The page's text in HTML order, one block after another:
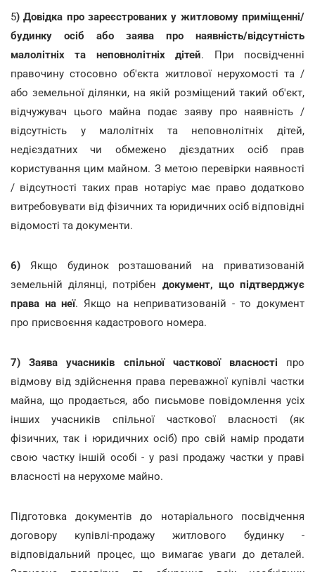
5) Довідка про зареєстрованих у житловому приміщенні/
будинку осіб або заява про наявність/відсутність
малолітніх та неповнолітніх дітей. При посвідченні
правочину стосовно об'єкта житлової нерухомості та /
або земельної ділянки, на якій розміщений такий об'єкт,
відчужувач цього майна подає заяву про наявність /
відсутність у малолітніх та неповнолітніх дітей,
недієздатних чи обмежено дієздатних осіб прав
користування цим майном. З метою перевірки наявності
/ відсутності таких прав нотаріус має право додатково
витребовувати від фізичних та юридичних осіб відповідні
відомості та документи.
6) Якщо будинок розташований на приватизованій
земельній ділянці, потрібен документ, що підтверджує
права на неї. Якщо на неприватизованій - то документ
про присвоєння кадастрового номера.
7) Заява учасників спільної часткової власності про
відмову від здійснення права переважної купівлі частки
майна, що продається, або письмове повідомлення усіх
інших учасників спільної часткової власності (як
фізичних, так і юридичних осіб) про свій намір продати
свою частку іншій особі - у разі продажу частки у праві
власності на нерухоме майно.
Підготовка документів до нотаріального посвідчення
договору купівлі-продажу житлового будинку -
відповідальний процес, що вимагає уваги до деталей.